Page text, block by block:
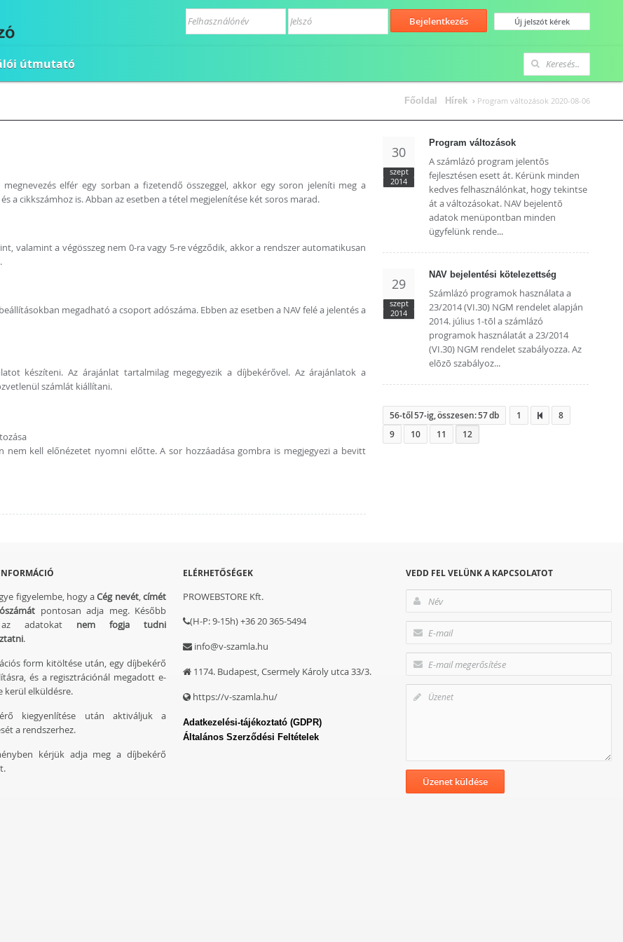
útmutató
Főoldal Hírek Program változások 2020-08-06
elfér egy sorban a fizetendő összeggel, akkor egy soron jeleníti meg a
a cikkszámhoz is. Abban az esetben a tétel megjelenítése két soros marad.
valamint a végösszeg nem 0-ra vagy 5-re végződik, akkor a rendszer automatikusan
megadható a csoport adószáma. Ebben az esetben a NAV felé a jelentés a
készíteni. Az árajánlat tartalmilag megegyezik a díjbekérővel. Az árajánlatok a
számlát kiállítani.
nem kell előnézetet nyomni előtte. A sor hozzáadása gombra is megjegyezi a bevitt
30
szept
2014
Program változások
A számlázó program jelentõs
fejlesztésen esett át. Kérünk minden
kedves felhasználónkat, hogy tekintse
át a változásokat. NAV bejelentõ
adatok menüpontban minden
ügyfelünk rende...
29
szept
2014
NAV bejelentési kötelezettség
Számlázó programok használata a
23/2014 (VI.30) NGM rendelet alapján
2014. július 1-tõl a számlázó
programok használatát a 23/2014
(VI.30) NGM rendelet szabályozza. Az
elõzõ szabályoz...
56-től 57-ig, összesen: 57 db 1
8
9
10 11 12
figyelembe, hogy aCég nevét,címét
pontosan adja meg. Később
adatokat nem fogja tudni
.
form kitöltése után, egy díjbekérő
és a regisztrációnál megadott e-
kerül elküldésre.
kiegyenlítése után aktiváljuk a
a rendszerhez.
kérjük adja meg a díjbekérő
ELÉRHETŐSÉGEK
PROWEBSTORE Kft.
(H-P: 9-15h) +36 20 365-5494
info@v-szamla.hu
1174. Budapest, Csermely Károly utca 33/3.
https://v-szamla.hu/
Adatkezelési-tájékoztató (GDPR)
Általános Szerződési Feltételek
VEDD FEL VELÜNK A KAPCSOLATOT